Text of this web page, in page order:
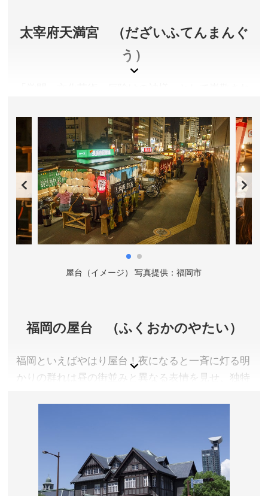
お問い合わせ／092-291-2951
太宰府天満宮 （だざいふてんまんぐ
う）
宮の総本宮。一年を通し、受験生をはじめとする約
１０００万人もの参拝者が訪れます。参道に土産店
が充実しているのも魅力です。多くのお店で売られ
ている小豆あん入りの餅菓子「梅ヶ枝餅」は太宰府
名物。焼きたてのおいしさは格別です。
令和5年5月より約3年間の予定で、重要文化財「御本
殿」の大改修を行なっています。改修期間は御本殿前に
設けられた特別な「仮殿」でご参拝の皆さまをお迎えし
ています。詳しくは公式サイトをご確認ください。
福岡県太宰府市
6:30〜 【閉門】4〜5月／9〜11月 〜19:00、6〜8月 〜
認ください。
アクセス／西鉄 太宰府駅より徒歩約5分
お問い合わせ／092-922-8225(9:00～17:00)
屋台（イメージ） 写真提供：福岡市
福岡の屋台 （ふくおかのやたい）
福岡といえばやはり屋台！夜になると一斉に灯る明
かりの群れは昼の街並みと異なる表情を見せ、独特
福岡県福岡市
営業時間／店舗により異なる